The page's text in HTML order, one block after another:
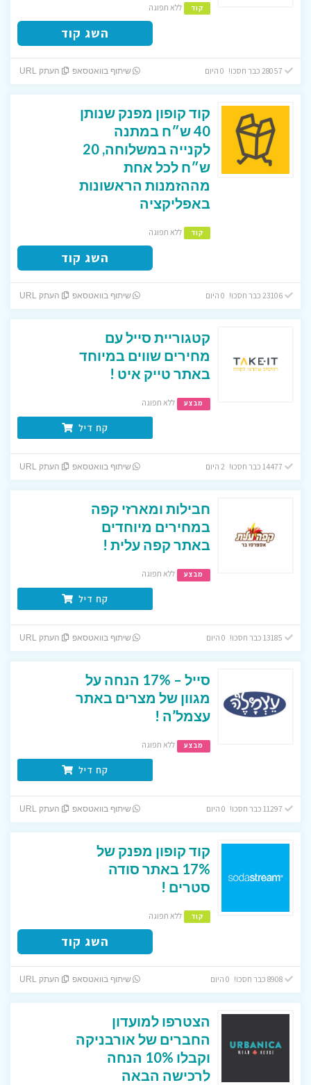
קוד ללא תפוגה
השג קוד
שיתוף בוואטסאפ העתק URL
קוד קופון מפנק שנותן
40 ש״ח במתנה
לקנייה במשלוחה, 20
ש״ח לכל אחת
מההזמנות הראשונות
באפליקציה
קוד ללא תפוגה
השג קוד
23106 כבר חסכו! 0 היום שיתוף בוואטסאפ העתק URL
קטגוריית סייל עם
מחירים שווים במיוחד
באתר טייק איט !
מבצע ללא תפוגה
קח דיל
שיתוף בוואטסאפ העתק URL
חבילות ומארזי קפה
במחירים מיוחדים
באתר קפה עלית !
מבצע ללא תפוגה
קח דיל
שיתוף בוואטסאפ העתק URL
סייל – 17% הנחה על
מגוון של מצרים באתר
עצמל’ה !
מבצע ללא תפוגה
קח דיל
שיתוף בוואטסאפ העתק URL
קוד קופון מפנק של
17% באתר סודה
סטרים !
קוד ללא תפוגה
השג קוד
8908 כבר חסכו! 0 היום שיתוף בוואטסאפ העתק URL
הצטרפו למועדון
החברים של אורבניקה
וקבלו 10% הנחה
לרכישה הבאה